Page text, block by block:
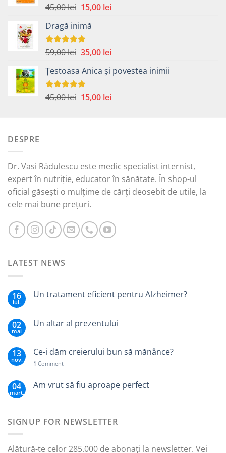
Evaluat la
45,00lei Prețul
a
fost:
45,00 lei.
15,00 leiPrețul
Dragă inimă
Evaluat la
59,00lei Prețul
a
fost:
59,00 lei.
35,00 leiPrețul
este:
Țestoasa Anica și povestea inimii
Evaluat la
45,00lei Prețul
15,00 leiPrețul
DESPRE
Dr. Vasi Rădulescu este medic specialist internist,
expert în nutriție, educator în sănătate. În shop-ul
oficial găsești o mulțime de cărți deosebit de utile, la
cele mai bune prețuri.
LATEST NEWS
16
iul.
Un tratament eficient pentru Alzheimer?
02
mai
Un altar al prezentului
13
nov.
Ce-i dăm creierului bun să mănânce?
1 Comment
04
mart.
Am vrut să fiu aproape perfect
SIGNUP FOR NEWSLETTER
Alătură-te celor 285.000 de abonați la newsletter. Vei